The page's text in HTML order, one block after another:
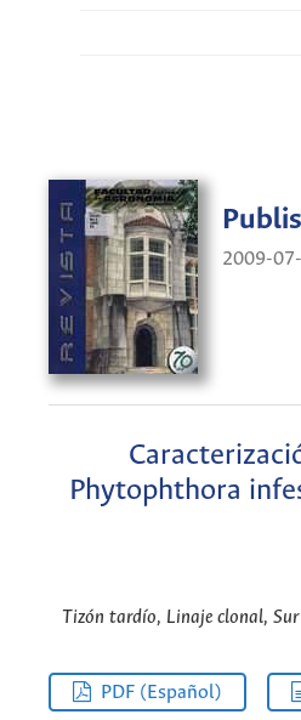
2009-
Phytophthora
Tizón tardío, Linaje clonal,
PDF (Español)